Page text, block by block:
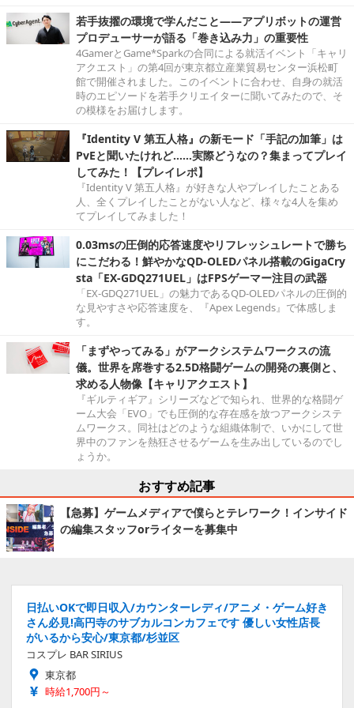
若手抜擢の環境で学んだこと――アプリボットの運営
プロデューサーが語る「巻き込み力」の重要性
4GamerとGame*Sparkの合同による就活イベント「キャリ
アクエスト」の第4回が東京都立産業貿易センター浜松町
館で開催されました。このイベントに合わせ、自身の就活
時のエピソードを若手クリエイターに聞いてみたので、そ
の模様をお届けします。
『Identity V 第五人格』の新モード「手記の加筆」は
PvEと聞いたけれど……実際どうなの？集まってプレイ
してみた！【プレイレポ】
『Identity V 第五人格』が好きな人やプレイしたことある
人、全くプレイしたことがない人など、様々な4人を集め
てプレイしてみました！
0.03msの圧倒的応答速度やリフレッシュレートで勝ち
にこだわる！鮮やかなQD-OLEDパネル搭載のGigaCry
sta「EX-GDQ271UEL」はFPSゲーマー注目の武器
「EX-GDQ271UEL」の魅力であるQD-OLEDパネルの圧倒的
な見やすさや応答速度を、『Apex Legends』で体感しま
す。
「まずやってみる」がアークシステムワークスの流
儀。世界を席巻する2.5D格闘ゲームの開発の裏側と、
求める人物像【キャリアクエスト】
『ギルティギア』シリーズなどで知られ、世界的な格闘ゲ
ーム大会「EVO」でも圧倒的な存在感を放つアークシステ
ムワークス。同社はどのような組織体制で、いかにして世
界中のファンを熱狂させるゲームを生み出しているのでし
ょうか。
おすすめ記事
【急募】ゲームメディアで僕らとテレワーク！インサイド
の編集スタッフorライターを募集中
日払いOKで即日収入/カウンターレディ/アニメ・ゲーム好き
さん必見!高円寺のサブカルコンカフェです 優しい女性店長
がいるから安心/東京都/杉並区
コスプレ BAR SIRIUS
東京都
時給1,700円～